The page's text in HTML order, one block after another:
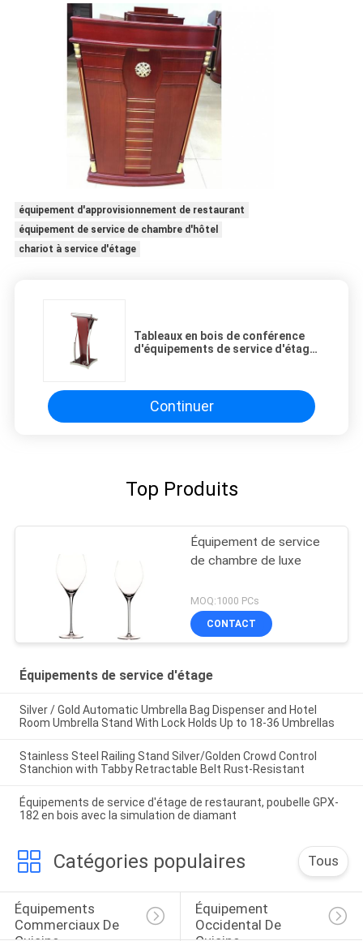
équipement d'approvisionnement de restaurant
équipement de service de chambre d'hôtel
chariot à service d'étage
Tableaux en bois de conférence
d'équipements de service d'étage
Continuer
Top Produits
Équipement de service
de chambre de luxe
MOQ:1000 PCs
CONTACT
Équipements de service d'étage
Silver / Gold Automatic Umbrella Bag Dispenser and Hotel
Room Umbrella Stand With Lock Holds Up to 18-36 Umbrellas
Stainless Steel Railing Stand Silver/Golden Crowd Control
Stanchion with Tabby Retractable Belt Rust-Resistant
Équipements de service d'étage de restaurant, poubelle GPX-
182 en bois avec la simulation de diamant
Catégories populaires Tous
Équipements
Commerciaux De
Équipement
Occidental De